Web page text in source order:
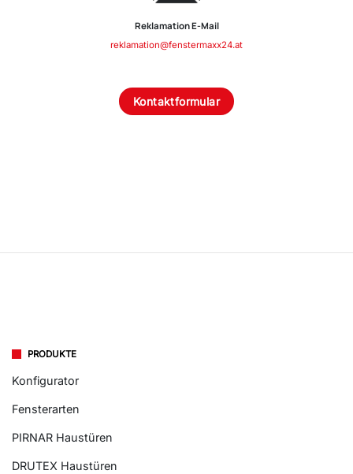
Reklamation E-Mail
reklamation@fenstermaxx24.at
Kontaktformular
PRODUKTE
Konfigurator
Fensterarten
PIRNAR Haustüren
DRUTEX Haustüren